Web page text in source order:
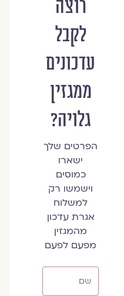
רוצה
לקבל
עדכונים
ממגזין
גלויה?
הפרטים שלך
ישארו
כמוסים
וישמשו רק
למשלוח
אגרת עדכון
מהמגזין
מפעם לפעם